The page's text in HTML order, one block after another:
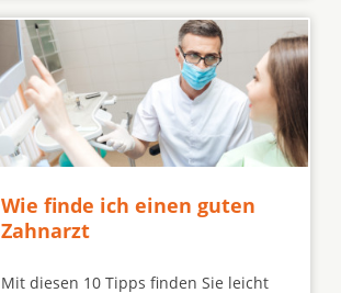
Wie finde ich einen guten
Zahnarzt
Mit diesen 10 Tipps finden Sie leicht